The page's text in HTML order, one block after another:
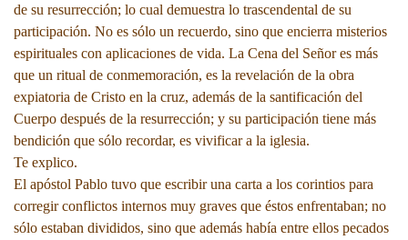
de su resurrección; lo cual demuestra lo trascendental de su
participación. No es sólo un recuerdo, sino que encierra misterios
espirituales con aplicaciones de vida. La Cena del Señor es más
que un ritual de conmemoración, es la revelación de la obra
expiatoria de Cristo en la cruz, además de la santificación del
Cuerpo después de la resurrección; y su participación tiene más
bendición que sólo recordar, es vivificar a la iglesia.
Te explico.
El apóstol Pablo tuvo que escribir una carta a los corintios para
corregir conflictos internos muy graves que éstos enfrentaban; no
sólo estaban divididos, sino que además había entre ellos pecados